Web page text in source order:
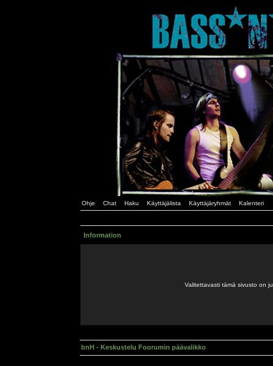
Ohje Chat Haku Käyttäjälista Käyttäjäryhmät Kalenteri
Information
Valitettavasti tämä sivusto on
bnH - Keskustelu Foorumin päävalikko